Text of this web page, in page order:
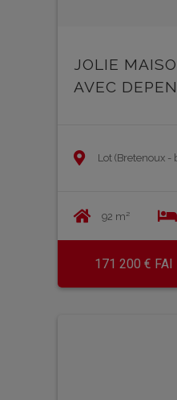
JOLIE
AVEC
Lot (Bretenoux -
92 m²
171 200 € FAI